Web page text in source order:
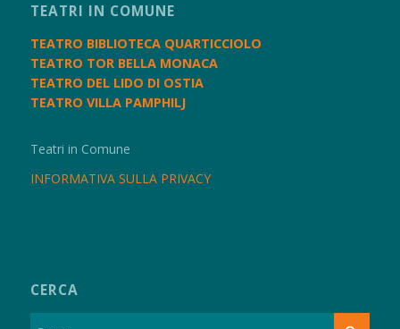
TEATRI IN COMUNE
TEATRO BIBLIOTECA QUARTICCIOLO
TEATRO TOR BELLA MONACA
TEATRO DEL LIDO DI OSTIA
TEATRO VILLA PAMPHILJ
Teatri in Comune
INFORMATIVA SULLA PRIVACY
CERCA